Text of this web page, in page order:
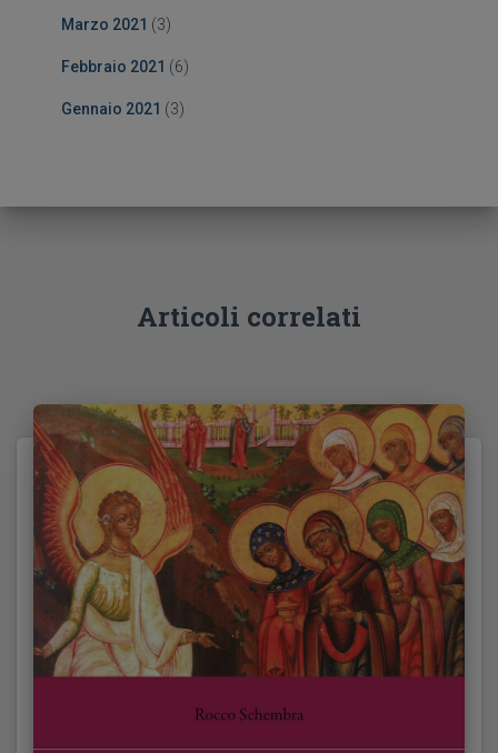
Marzo 2021 (3)
Febbraio 2021 (6)
Gennaio 2021 (3)
Articoli correlati